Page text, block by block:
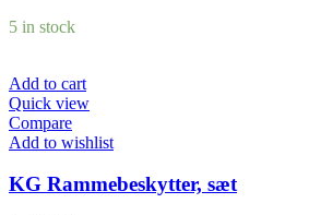
5 in stock
Add to cart
Quick view
Compare
Add to wishlist
KG Rammebeskytter, sæt